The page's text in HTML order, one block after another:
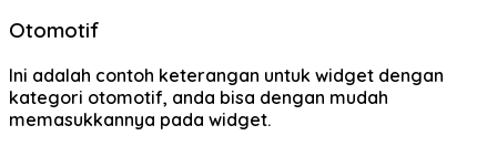
Otomotif
Ini adalah contoh keterangan untuk widget dengan
kategori otomotif, anda bisa dengan mudah
memasukkannya pada widget.